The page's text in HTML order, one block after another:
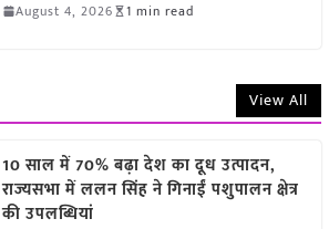
August 4, 2026 1 min read
View All
10 साल में 70% बढ़ा देश का दूध उत्पादन,
राज्यसभा में ललन सिंह ने गिनाईं पशुपालन क्षेत्र
की उपलब्धियां